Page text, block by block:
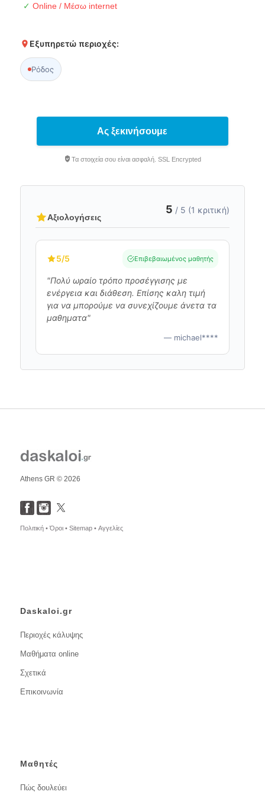
✓ Online / Μέσω internet
Εξυπηρετώ περιοχές:
Ρόδος
Ας ξεκινήσουμε
Τα στοιχεία σου είναι ασφαλή. SSL Encrypted
Αξιολογήσεις
5 / 5 (1 κριτική)
5/5 Επιβεβαιωμένος μαθητής
"Πολύ ωραίο τρόπο προσέγγισης με
ενέργεια και διάθεση. Επίσης καλη τιμή
για να μπορούμε να συνεχίζουμε άνετα τα
μαθηματα"
— michael****
Athens GR © 2026
Πολιτική •Όροι • Sitemap • Αγγελίες
Daskaloi.gr
Περιοχές κάλυψης
Μαθήματα online
Σχετικά
Επικοινωνία
Μαθητές
Πώς δουλεύει